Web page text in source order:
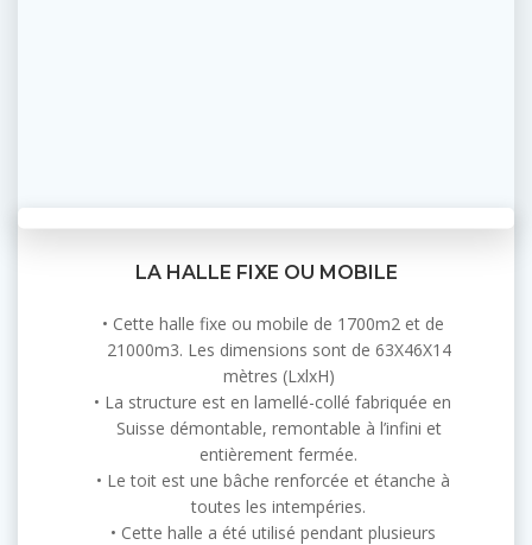
LA HALLE FIXE OU MOBILE
Cette halle fixe ou mobile de 1700m2 et de
21000m3. Les dimensions sont de 63X46X14
mètres (LxlxH)
La structure est en lamellé-collé fabriquée en
Suisse démontable, remontable à l’infini et
entièrement fermée.
Le toit est une bâche renforcée et étanche à
toutes les intempéries.
Cette halle a été utilisé pendant plusieurs